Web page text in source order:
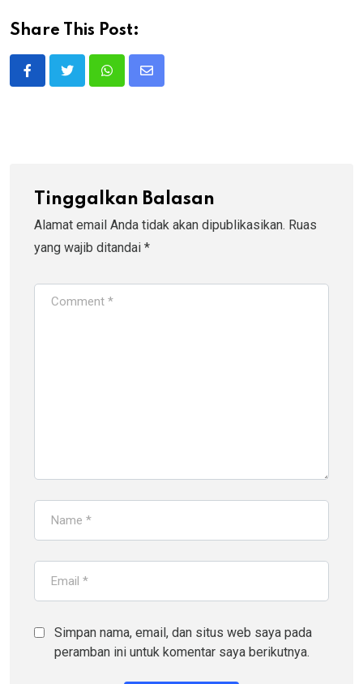
Share This Post:
WhatsappShare
Tinggalkan Balasan
Alamat email Anda tidak akan dipublikasikan. Ruas
yang wajib ditandai *
Simpan nama, email, dan situs web saya pada
peramban ini untuk komentar saya berikutnya.